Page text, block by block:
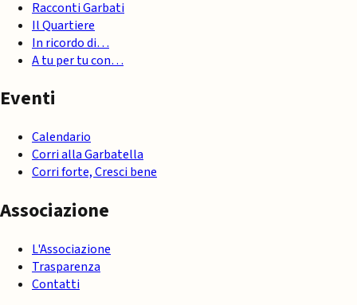
Racconti Garbati
Il Quartiere
In ricordo di…
A tu per tu con…
Eventi
Calendario
Corri alla Garbatella
Corri forte, Cresci bene
Associazione
L'Associazione
Trasparenza
Contatti